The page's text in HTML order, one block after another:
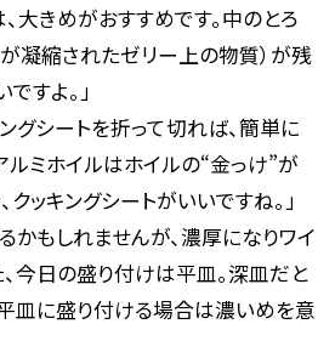
、大きめがおすすめです。中のとろ
凝縮されたゼリー上の物質）が残
すよ。」
ングシートを折って切れば、簡単に
ルミホイルはホイルの“金っけ”が
ッキングシートがいいですね。」
かもしれませんが、濃厚になりワイ
、今日の盛り付けは平皿。深皿だと
皿に盛り付ける場合は濃いめを意